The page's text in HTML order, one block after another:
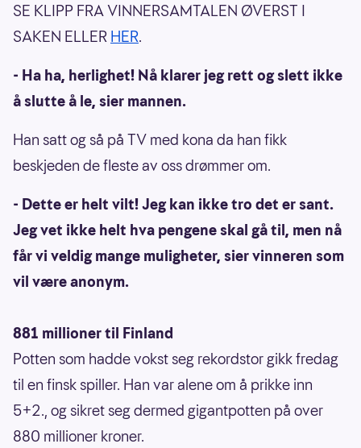
SE KLIPP FRA VINNERSAMTALEN ØVERST I
SAKEN ELLER HER.
- Ha ha, herlighet! Nå klarer jeg rett og slett ikke
å slutte å le, sier mannen.
Han satt og så på TV med kona da han fikk
beskjeden de fleste av oss drømmer om.
- Dette er helt vilt! Jeg kan ikke tro det er sant.
Jeg vet ikke helt hva pengene skal gå til, men nå
får vi veldig mange muligheter, sier vinneren som
vil være anonym.
881 millioner til Finland
Potten som hadde vokst seg rekordstor gikk fredag
til en finsk spiller. Han var alene om å prikke inn
5+2., og sikret seg dermed gigantpotten på over
880 millioner kroner.